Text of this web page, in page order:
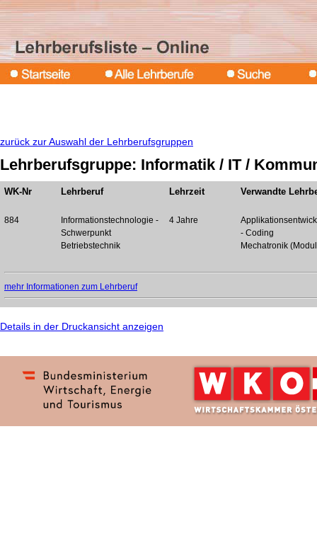
zurück zur Auswahl der Lehrberufsgruppen
Lehrberufsgruppe: Informatik / IT /
WK-Nr Lehrberuf Lehrzeit Verwandte
884
Informationstechnologie -
Schwerpunkt
Betriebstechnik
4 Jahre
- Coding
Mechatronik
mehr Informationen zum Lehrberuf
Details in der Druckansicht anzeigen